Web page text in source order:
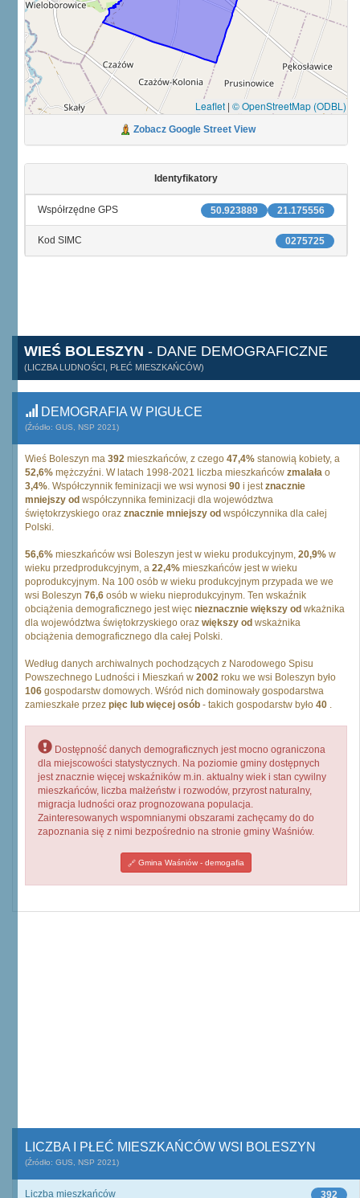
Leaflet | © OpenStreetMap (ODBL)
Zobacz Google Street View
Identyfikatory
21.175556
50.923889
Współrzędne GPS
0275725
Kod SIMC
WIEŚ BOLESZYN - DANE DEMOGRAFICZNE
(LICZBA LUDNOŚCI, PŁEĆ MIESZKAŃCÓW)
DEMOGRAFIA W PIGUŁCE
(Źródło: GUS, NSP 2021)
Wieś Boleszyn ma 392 mieszkańców, z czego 47,4% stanowią kobiety, a
52,6% mężczyźni. W latach 1998-2021 liczba mieszkańców zmalała o
3,4%. Współczynnik feminizacji we wsi wynosi 90 i jestznacznie
mniejszy od współczynnika feminizacji dla województwa
świętokrzyskiego oraz znacznie mniejszy od współczynnika dla całej
Polski.
56,6% mieszkańców wsi Boleszyn jest w wieku produkcyjnym, 20,9% w
wieku przedprodukcyjnym, a 22,4% mieszkańców jest w wieku
poprodukcyjnym. Na 100 osób w wieku produkcyjnym przypada we we
wsi Boleszyn 76,6 osób w wieku nieprodukcyjnym. Ten wskaźnik
obciążenia demograficznego jest więc nieznacznie większy od wkażnika
dla województwa świętokrzyskiego oraz większy od wskażnika
obciążenia demograficznego dla całej Polski.
Według danych archiwalnych pochodzących z Narodowego Spisu
Powszechnego Ludności i Mieszkań w 2002 roku we wsi Boleszyn było
106 gospodarstw domowych. Wśród nich dominowały gospodarstwa
zamieszkałe przez pięc lub więcej osób - takich gospodarstw było 40 .
Dostępność danych demograficznych jest mocno ograniczona
dla miejscowości statystycznych. Na poziomie gminy dostępnych
jest znacznie więcej wskaźników m.in. aktualny wiek i stan cywilny
mieszkańców, liczba małżeństw i rozwodów, przyrost naturalny,
migracja ludności oraz prognozowana populacja.
Zainteresowanych wspomnianymi obszarami zachęcamy do do
zapoznania się z nimi bezpośrednio na stronie gminy Waśniów.
Gmina Waśniów - demogafia
LICZBA I PŁEĆ MIESZKAŃCÓW WSI BOLESZYN
(Źródło: GUS, NSP 2021)
392
Liczba mieszkańców